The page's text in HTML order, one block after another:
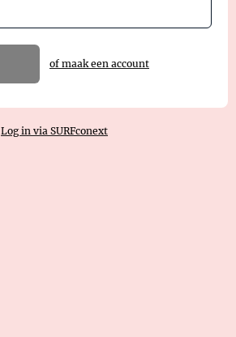
of maak een account
Log in via SURFconext